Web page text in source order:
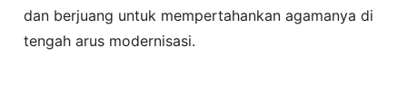
dan berjuang untuk mempertahankan agamanya di
tengah arus modernisasi.